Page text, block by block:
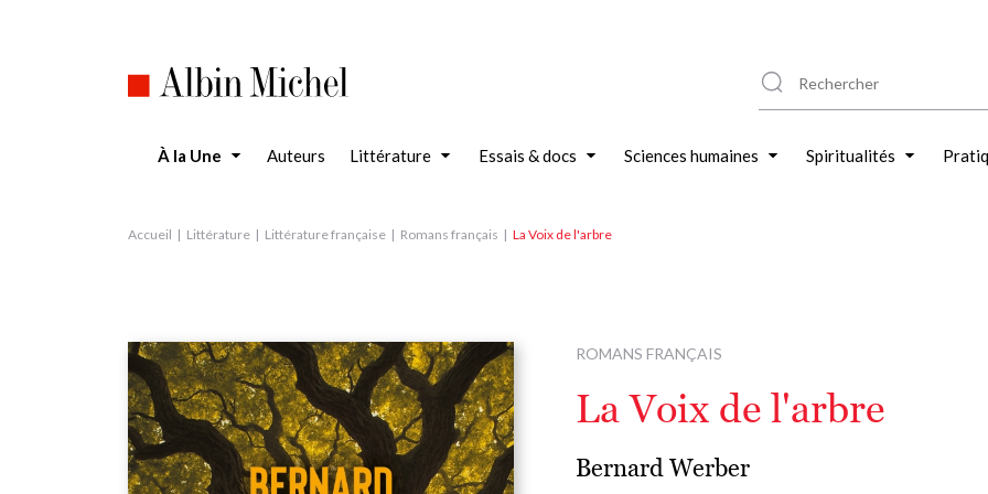
À la Une Auteurs Littérature Essais & docs Sciences humaines Spiritualités
Accueil Littérature Littérature française Romans français La Voix de l'arbre
ROMANS FRANÇAIS
La Voix de l'arbre
Bernard Werber